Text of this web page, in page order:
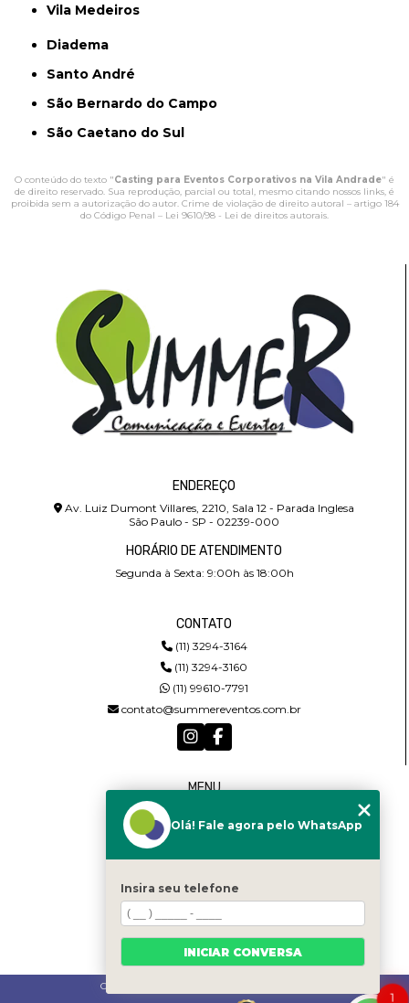
Vila Medeiros
Diadema
Santo André
São Bernardo do Campo
São Caetano do Sul
O conteúdo do texto "Casting para Eventos Corporativos na Vila Andrade" é
de direito reservado. Sua reprodução, parcial ou total, mesmo citando nossos links, é
proibida sem a autorização do autor. Crime de violação de direito autoral – artigo 184
do Código Penal – Lei 9610/98 - Lei de direitos autorais.
ENDEREÇO
Av. Luiz Dumont Villares, 2210, Sala 12 - Parada Inglesa
São Paulo - SP - 02239-000
HORÁRIO DE ATENDIMENTO
Segunda à Sexta: 9:00h às 18:00h
CONTATO
(11) 3294-3164
(11) 3294-3160
(11) 99610-7791
contato@summereventos.com.br
MENU
QUEM SOMOS
CONTATO
CATEGORIAS
MAPA DO SITE
Copyright © Summer. (Lei 9610 de 19/02/1998)
1
Olá! Fale agora pelo WhatsApp
Insira seu telefone
INICIAR CONVERSA